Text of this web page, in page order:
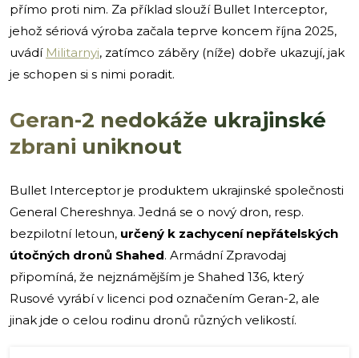
přímo proti nim. Za příklad slouží Bullet Interceptor,
jehož sériová výroba začala teprve koncem října 2025,
uvádí Militarnyi, zatímco záběry (níže) dobře ukazují, jak
je schopen si s nimi poradit.
Geran-2 nedokáže ukrajinské
zbrani uniknout
Bullet Interceptor je produktem ukrajinské společnosti
General Chereshnya. Jedná se o nový dron, resp.
bezpilotní letoun, určený k zachycení nepřátelských
útočných dronů Shahed. Armádní Zpravodaj
připomíná, že nejznámějším je Shahed 136, který
Rusové vyrábí v licenci pod označením Geran-2, ale
jinak jde o celou rodinu dronů různých velikostí.